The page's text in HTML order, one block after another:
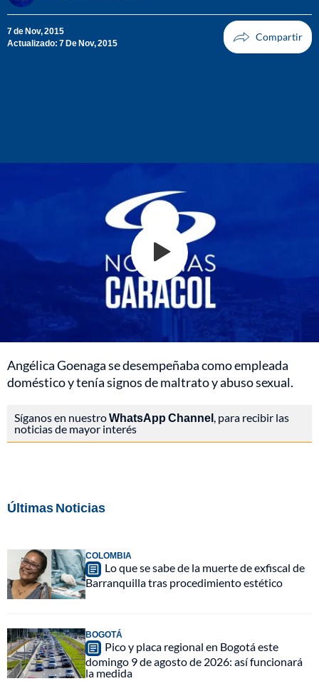
7 de Nov, 2015
Actualizado: 7 De Nov, 2015
Angélica Goenaga se desempeñaba como empleada
doméstico y tenía signos de maltrato y abuso sexual.
Síganos en nuestroWhatsApp Channel , para recibir las
noticias de mayor interés
Últimas Noticias
COLOMBIA
Lo que se sabe de la muerte de exfiscal de
Barranquilla tras procedimiento estético
BOGOTÁ
Pico y placa regional en Bogotá este
domingo 9 de agosto de 2026: así funcionará
la medida